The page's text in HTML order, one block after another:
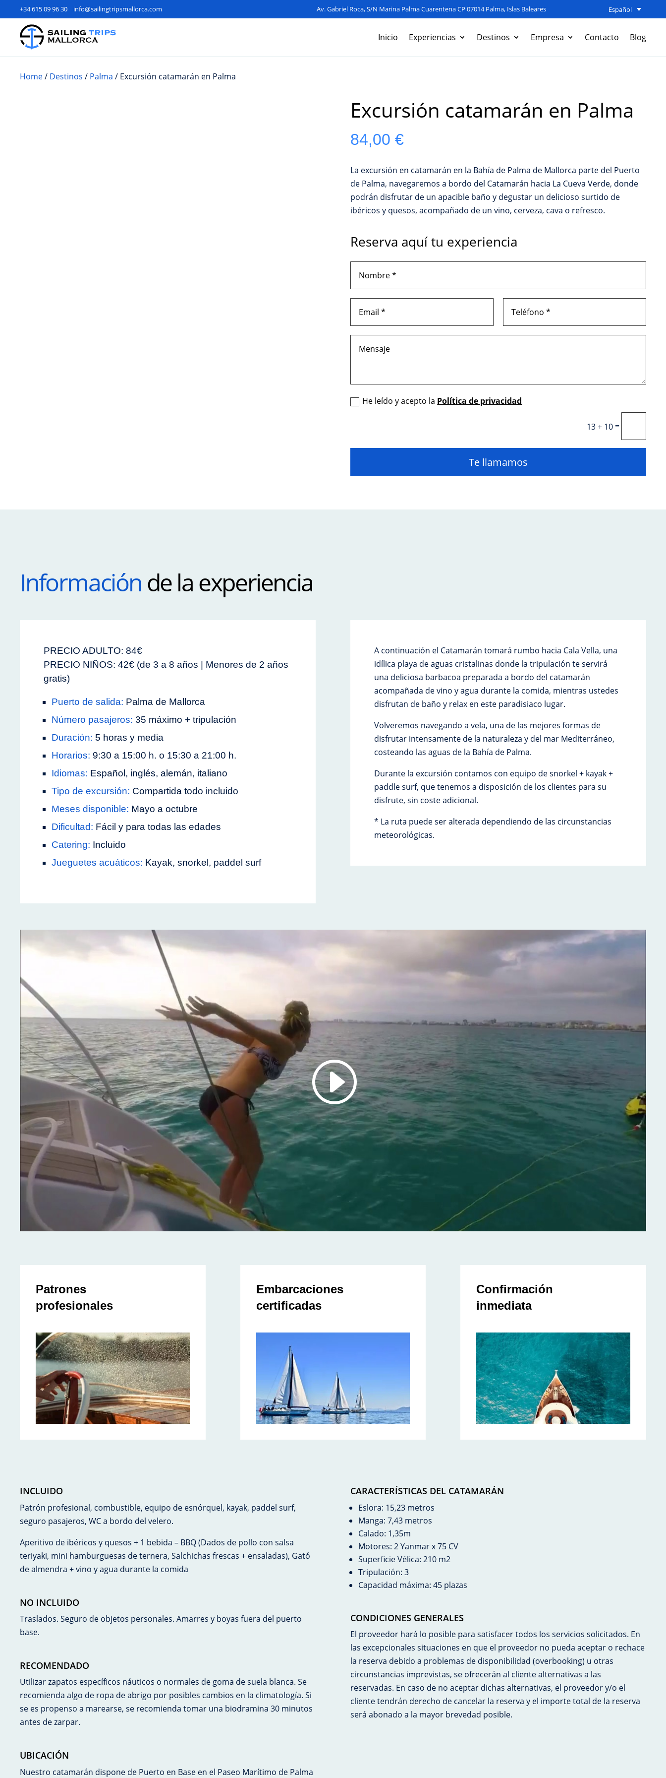
+34 615 09 96 30 info@sailingtripsmallorca.com Av. Gabriel Roca, S/N Marina Palma Cuarentena CP 07014 Palma, Islas Baleares Español
Inicio Experiencias Destinos Empresa Contacto Blog
Home/ Destinos / Palma / Excursión catamarán en Palma
Excursión catamarán en Palma
84,00 €
La excursión en catamarán en la Bahía de Palma de Mallorca parte del Puerto
de Palma, navegaremos a bordo del Catamarán hacia La Cueva Verde, donde
podrán disfrutar de un apacible baño y degustar un delicioso surtido de
ibéricos y quesos, acompañado de un vino, cerveza, cava o refresco.
Reserva aquí tu experiencia
He leído y acepto la Política de privacidad
13 + 10=
Te llamamos
Información de la experiencia
PRECIO ADULTO: 84€
PRECIO NIÑOS: 42€ (de 3 a 8 años | Menores de 2 años
gratis)
Puerto de salida: Palma de Mallorca
Número pasajeros:35 máximo + tripulación
Duración: 5 horas y media
Horarios: 9:30 a 15:00 h. o 15:30 a 21:00 h.
Idiomas: Español, inglés, alemán, italiano
Tipo de excursión: Compartida todo incluido
Meses disponible: Mayo a octubre
Dificultad: Fácil y para todas las edades
Catering: Incluido
Jueguetes acuáticos: Kayak, snorkel, paddel surf
A continuación el Catamarán tomará rumbo hacia Cala Vella, una
idílica playa de aguas cristalinas donde la tripulación te servirá
una deliciosa barbacoa preparada a bordo del catamarán
acompañada de vino y agua durante la comida, mientras ustedes
disfrutan de baño y relax en este paradisiaco lugar.
Volveremos navegando a vela, una de las mejores formas de
disfrutar intensamente de la naturaleza y del mar Mediterráneo,
costeando las aguas de la Bahía de Palma.
Durante la excursión contamos con equipo de snorkel + kayak +
paddle surf, que tenemos a disposición de los clientes para su
disfrute, sin coste adicional.
* La ruta puede ser alterada dependiendo de las circunstancias
meteorológicas.
Patrones
profesionales
Embarcaciones
certificadas
Confirmación
inmediata
INCLUIDO
Patrón profesional, combustible, equipo de esnórquel, kayak, paddel surf,
seguro pasajeros, WC a bordo del velero.
Aperitivo de ibéricos y quesos + 1 bebida – BBQ (Dados de pollo con salsa
teriyaki, mini hamburguesas de ternera, Salchichas frescas + ensaladas), Gató
de almendra + vino y agua durante la comida
NO INCLUIDO
Traslados. Seguro de objetos personales. Amarres y boyas fuera del puerto
base.
RECOMENDADO
Utilizar zapatos específicos náuticos o normales de goma de suela blanca. Se
recomienda algo de ropa de abrigo por posibles cambios en la climatología. Si
se es propenso a marearse, se recomienda tomar una biodramina 30 minutos
antes de zarpar.
UBICACIÓN
Nuestro catamarán dispone de Puerto en Base en el Paseo Marítimo de Palma
CARACTERÍSTICAS DEL CATAMARÁN
Eslora: 15,23 metros
Manga: 7,43 metros
Calado: 1,35m
Motores: 2 Yanmar x 75 CV
Superficie Vélica: 210 m2
Tripulación: 3
Capacidad máxima: 45 plazas
CONDICIONES GENERALES
El proveedor hará lo posible para satisfacer todos los servicios solicitados. En
las excepcionales situaciones en que el proveedor no pueda aceptar o rechace
la reserva debido a problemas de disponibilidad (overbooking) u otras
circunstancias imprevistas, se ofrecerán al cliente alternativas a las
reservadas. En caso de no aceptar dichas alternativas, el proveedor y/o el
cliente tendrán derecho de cancelar la reserva y el importe total de la reserva
será abonado a la mayor brevedad posible.